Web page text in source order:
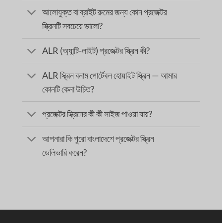
আলোযুক্ত বা ব্রাইট রুমের জন্য কোন প্রজেক্টর
স্ক্রিনটি সবচেয়ে ভালো?
ALR (অ্যান্টি-লাইট) প্রজেক্টর স্ক্রিন কী?
ALR স্ক্রিন বনাম পোর্টেবল হোয়াইট স্ক্রিন — আমার
কোনটি কেনা উচিত?
প্রজেক্টর স্ক্রিনের কী কী সাইজ পাওয়া যায়?
আপনারা কি পুরো বাংলাদেশে প্রজেক্টর স্ক্রিন
ডেলিভারি করেন?